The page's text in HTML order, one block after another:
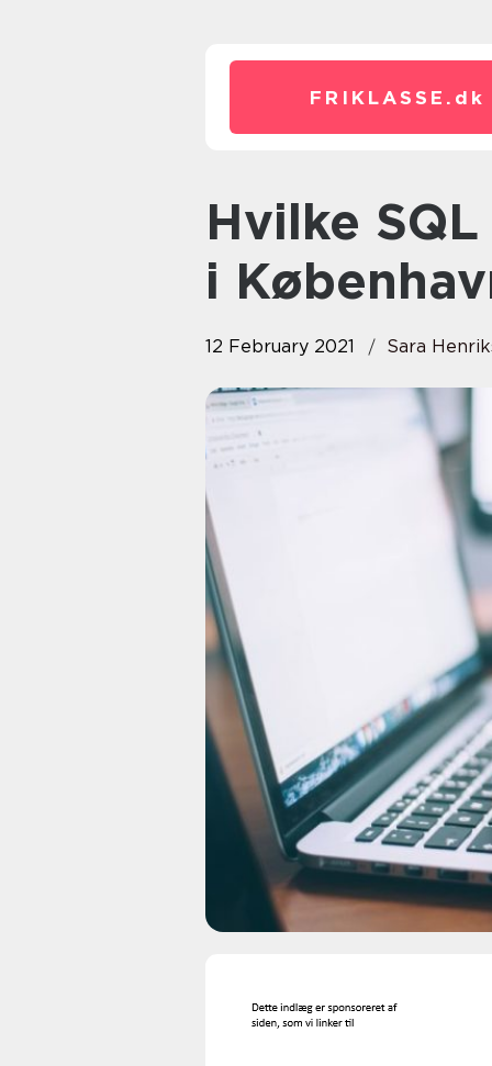
FRIKLASSE. dk
Hvilke SQL kurser kan jeg finde
i
12 February 2021 Sara